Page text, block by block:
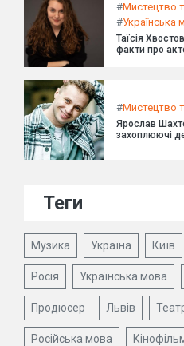
#Мистецтво
#Українська
Таїсія
факти про
#Мистецтво
Ярослав
захоплюючі
Теги
Музика Україна Київ
Росія Українська мова
Продюсер Львів
Російська мова